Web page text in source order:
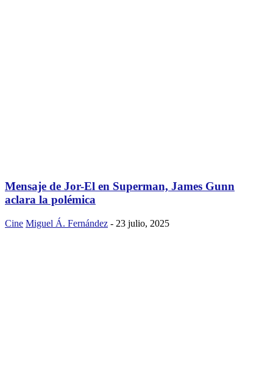
Mensaje de Jor-El en Superman, James Gunn
aclara la polémica
Cine Miguel Á. Fernández - 23 julio, 2025